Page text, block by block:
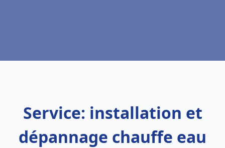
Service: installation et
dépannage chauffe eau